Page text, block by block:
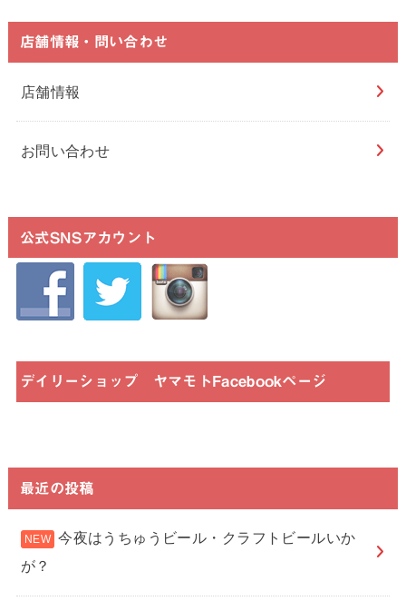
店舗情報・問い合わせ
店舗情報
お問い合わせ
公式SNSアカウント
デイリーショップ ヤマモトFacebookページ
最近の投稿
今夜はうちゅうビール・クラフトビールいか
が？